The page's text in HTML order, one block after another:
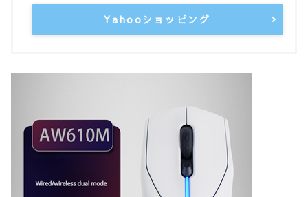
Yahooショッピング